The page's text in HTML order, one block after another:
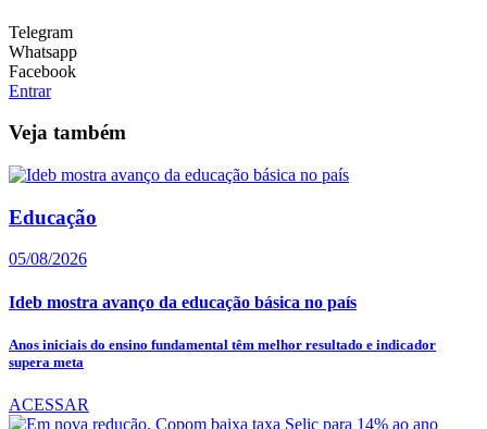
Telegram
Whatsapp
Facebook
Entrar
Veja também
Educação
05/08/2026
Ideb mostra avanço da educação básica no país
Anos iniciais do ensino fundamental têm melhor resultado e indicador
supera meta
ACESSAR